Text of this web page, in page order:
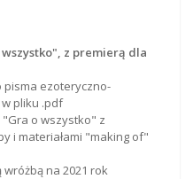
z premierą dla
pisma ezoteryczno-
pliku .pdf
o wszystko" z
i materiałami "making of"
na 2021 rok